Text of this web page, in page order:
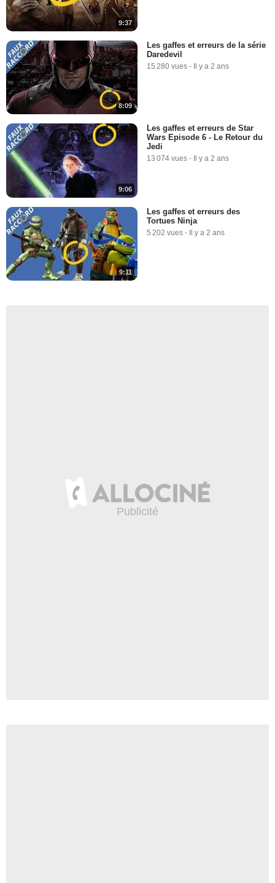
9:37
8:09
Les gaffes et erreurs de la série
Daredevil
15 280 vues - Il y a 2 ans
9:06
Les gaffes et erreurs de Star
Wars Episode 6 - Le Retour du
Jedi
13 074 vues - Il y a 2 ans
9:11
Les gaffes et erreurs des
Tortues Ninja
5 202 vues - Il y a 2 ans